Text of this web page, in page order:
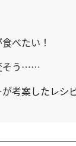
べたい！
そう……
考案したレシ